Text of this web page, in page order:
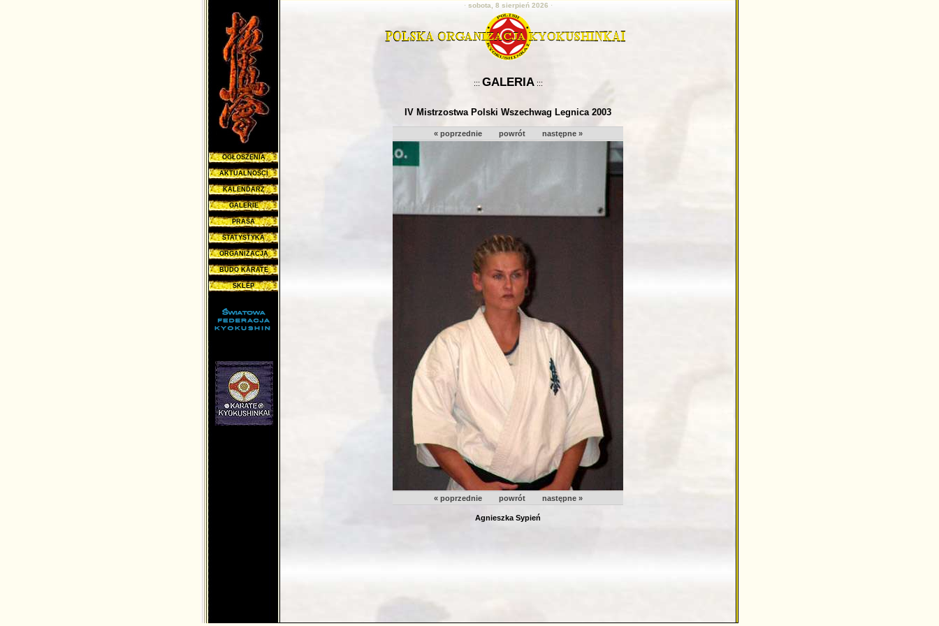
OGŁOSZENIA
AKTUALNOŚCI
KALENDARZ
GALERIE
PRASA
STATYSTYKA
ORGANIZACJA
BUDO KARATE
SKLEP
· sobota, 8 sierpień 2026 ·
::: GALERIA:::
IV Mistrzostwa Polski Wszechwag Legnica 2003
« poprzednie powrót następne »
« poprzednie powrót następne »
Agnieszka Sypień